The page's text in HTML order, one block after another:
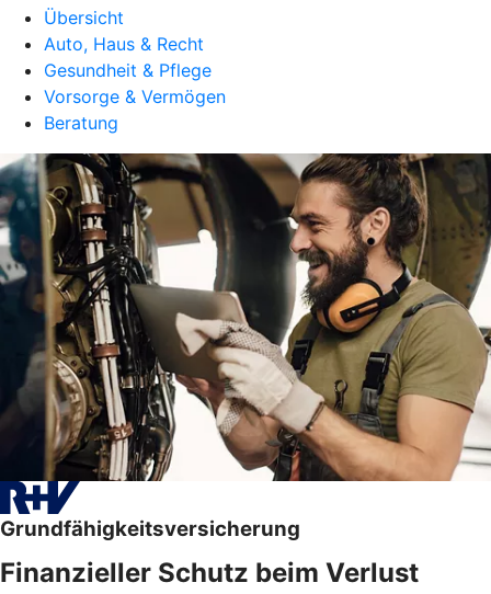
Übersicht
Auto, Haus & Recht
Gesundheit & Pflege
Vorsorge & Vermögen
Beratung
Grundfähigkeitsversicherung
Finanzieller Schutz beim Verlust